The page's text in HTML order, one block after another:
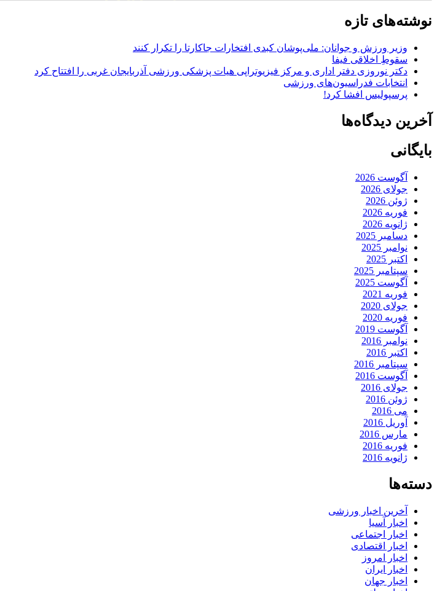
نوشته‌های تازه
وزیر ورزش و جوانان: ملی‌پوشان کبدی افتخارات جاکارتا را تکرار کنند
سقوطِ اخلاقی فیفا
دکتر نوروزی دفتر اداری و مرکز فیزیوتراپی هیات پزشکی ورزشی آذربایجان غربی را افتتاح کرد
انتخابات فدراسیون‌های ورزشی
پرسپولیس افشا کرد!
آخرین دیدگاه‌ها
بایگانی
آگوست 2026
جولای 2026
ژوئن 2026
فوریه 2026
ژانویه 2026
دسامبر 2025
نوامبر 2025
اکتبر 2025
سپتامبر 2025
آگوست 2025
فوریه 2021
جولای 2020
فوریه 2020
آگوست 2019
نوامبر 2016
اکتبر 2016
سپتامبر 2016
آگوست 2016
جولای 2016
ژوئن 2016
می 2016
آوریل 2016
مارس 2016
فوریه 2016
ژانویه 2016
دسته‌ها
آخرین اخبار ورزشی
اخبار آسیا
اخبار اجتماعی
اخبار اقتصادی
اخبار امروز
اخبار ایران
اخبار جهان